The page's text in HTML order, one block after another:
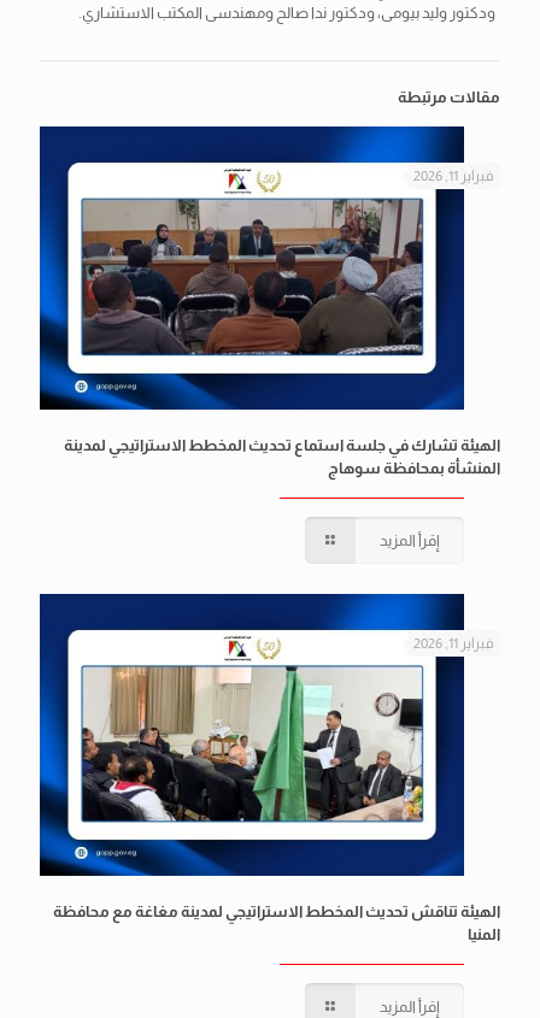
ودكتور وليد بيومى، ودكتور ندا صالح ومهندسى المكتب الاستشاري.
مقالات مرتبطة
فبراير 11, 2026
الهيئة تشارك في جلسة استماع تحديث المخطط الاستراتيجي لمدينة
المنشأة بمحافظة سوهاج
إقرأ المزيد
فبراير 11, 2026
الهيئة تناقش تحديث المخطط الاستراتيجي لمدينة مغاغة مع محافظة
المنيا
إقرأ المزيد